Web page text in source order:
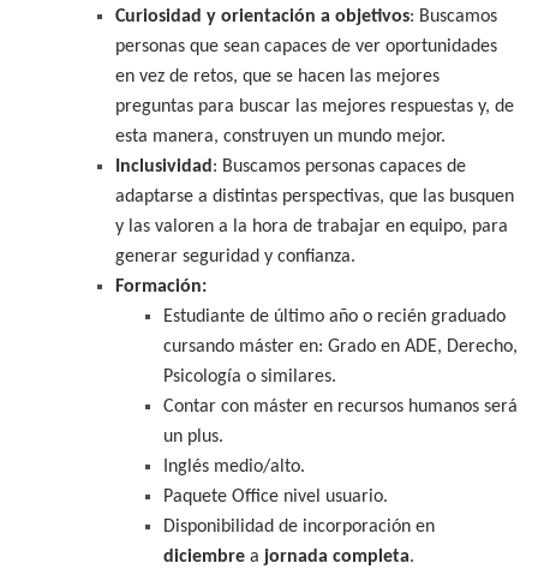
Curiosidad y orientación a objetivos: Buscamos
personas que sean capaces de ver oportunidades
en vez de retos, que se hacen las mejores
preguntas para buscar las mejores respuestas y, de
esta manera, construyen un mundo mejor.
Inclusividad : Buscamos personas capaces de
adaptarse a distintas perspectivas, que las busquen
y las valoren a la hora de trabajar en equipo, para
generar seguridad y confianza.
Formación:
Estudiante de último año o recién graduado
cursando máster en: Grado en ADE, Derecho,
Psicología o similares.
Contar con máster en recursos humanos será
un plus.
Inglés medio/alto.
Paquete Office nivel usuario.
Disponibilidad de incorporación en
diciembre a jornada completa.